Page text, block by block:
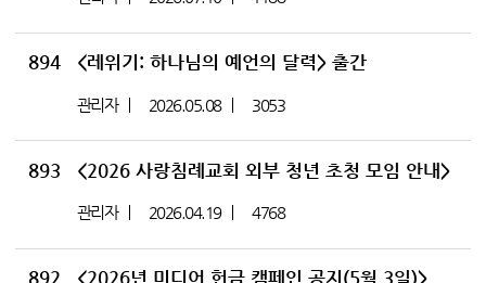
894 <레위기: 하나님의 예언의 달력> 출간
관리자 2026.05.08 3053
893 <2026 사랑침례교회 외부 청년 초청 모임 안내>
관리자 2026.04.19 4768
892 <2026년 미디어 헌금 캠페인 공지(5월 3일)>